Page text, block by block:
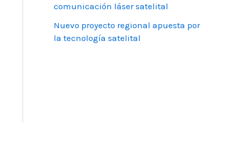
comunicación láser satelital
Nuevo proyecto regional apuesta por
la tecnología satelital